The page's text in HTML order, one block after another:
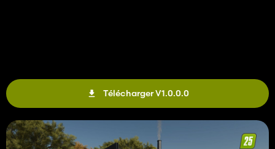
Télécharger V1.0.0.0